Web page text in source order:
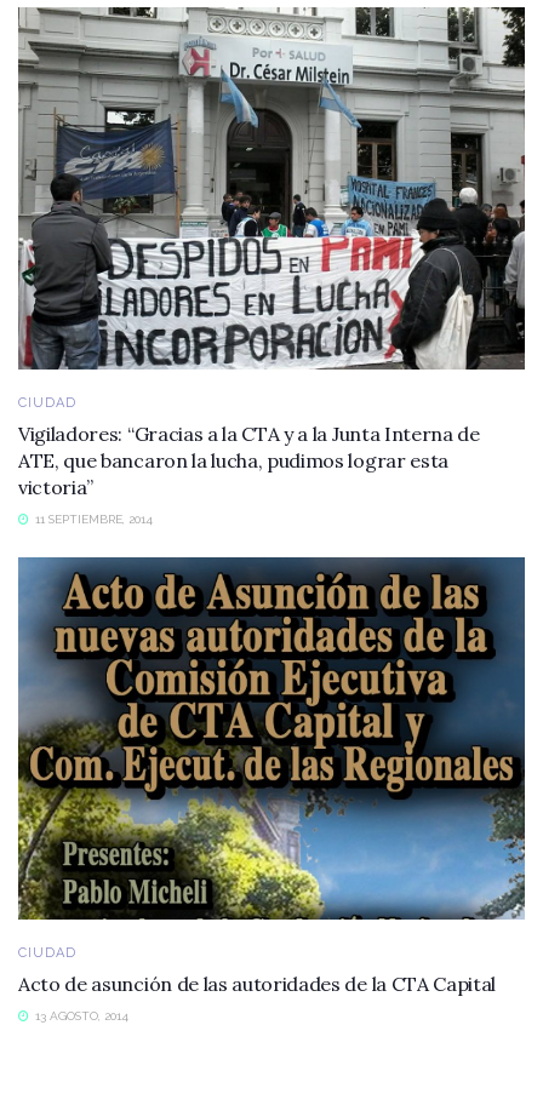
CIUDAD
Vigiladores: “Gracias a la CTA y a la Junta Interna de
ATE, que bancaron la lucha, pudimos lograr esta
victoria”
11 SEPTIEMBRE, 2014
CIUDAD
Acto de asunción de las autoridades de la CTA Capital
13 AGOSTO, 2014